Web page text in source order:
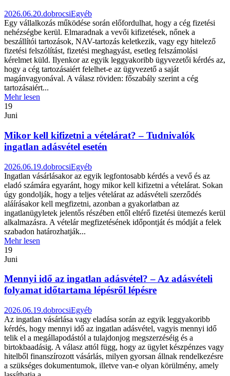
2026.06.20.dobrocsiEgyéb
Egy vállalkozás működése során előfordulhat, hogy a cég fizetési
nehézségbe kerül. Elmaradnak a vevői kifizetések, nőnek a
beszállítói tartozások, NAV-tartozás keletkezik, vagy egy hitelező
fizetési felszólítást, fizetési meghagyást, esetleg felszámolási
kérelmet küld. Ilyenkor az egyik leggyakoribb ügyvezetői kérdés az,
hogy a cég tartozásaiért felelhet-e az ügyvezető a saját
magánvagyonával. A válasz röviden: főszabály szerint a cég
tartozásaiért...
Mehr lesen
19
Juni
Mikor kell kifizetni a vételárat? – Tudnivalók
ingatlan adásvétel esetén
2026.06.19.dobrocsiEgyéb
Ingatlan vásárlásakor az egyik legfontosabb kérdés a vevő és az
eladó számára egyaránt, hogy mikor kell kifizetni a vételárat. Sokan
úgy gondolják, hogy a teljes vételárat az adásvételi szerződés
aláírásakor kell megfizetni, azonban a gyakorlatban az
ingatlanügyletek jelentős részében ettől eltérő fizetési ütemezés kerül
alkalmazásra. A vételár megfizetésének időpontját és módját a felek
szabadon határozhatják...
Mehr lesen
19
Juni
Mennyi idő az ingatlan adásvétel? – Az adásvételi
folyamat időtartama lépésről lépésre
2026.06.19.dobrocsiEgyéb
Az ingatlan vásárlása vagy eladása során az egyik leggyakoribb
kérdés, hogy mennyi idő az ingatlan adásvétel, vagyis mennyi idő
telik el a megállapodástól a tulajdonjog megszerzéséig és a
birtokbaadásig. A válasz attól függ, hogy az ügylet készpénzes vagy
hitelből finanszírozott vásárlás, milyen gyorsan állnak rendelkezésre
a szükséges dokumentumok, illetve van-e olyan körülmény, amely